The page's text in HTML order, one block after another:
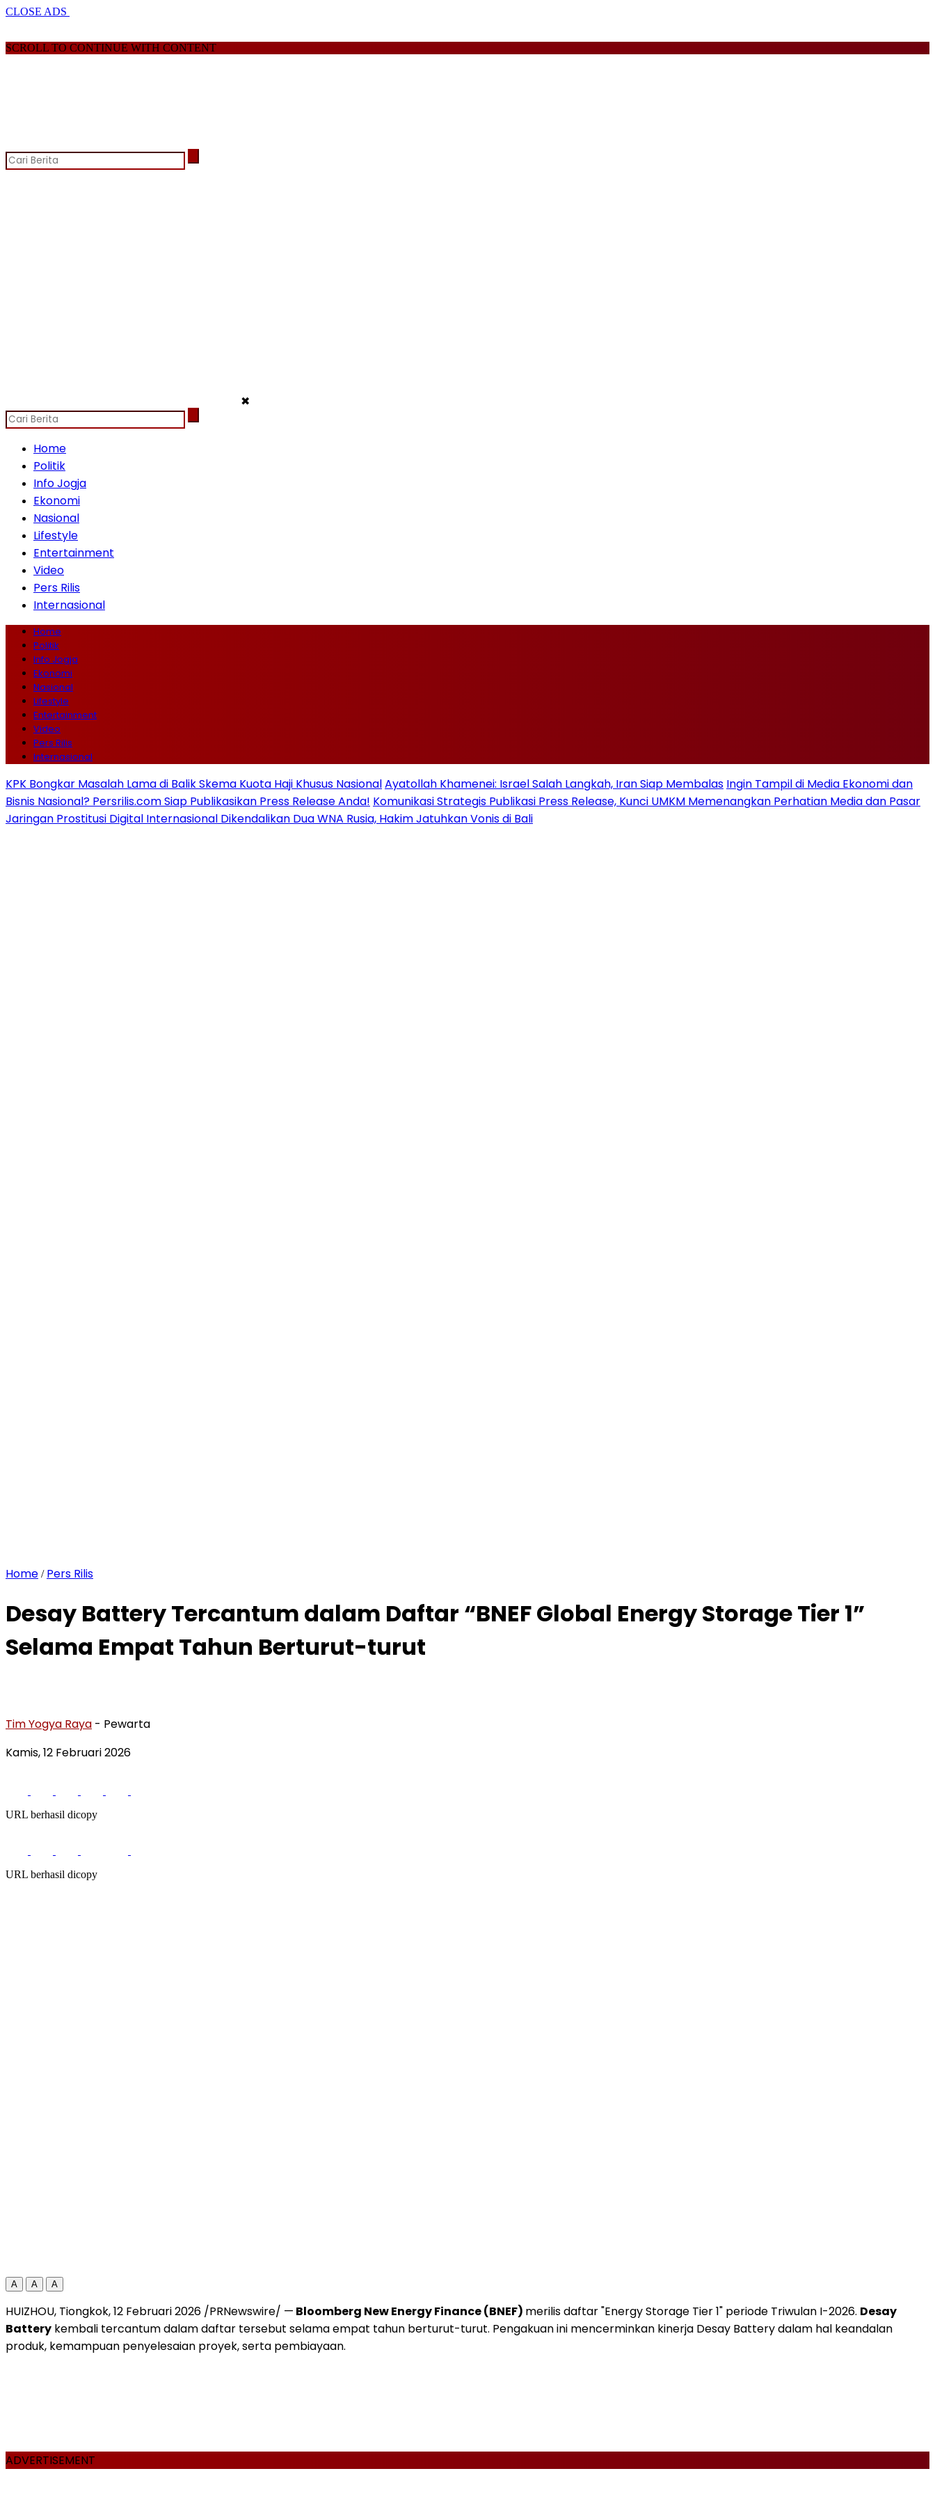
CLOSE ADS
SCROLL TO CONTINUE WITH CONTENT
✖
Home
Politik
Info Jogja
Ekonomi
Nasional
Lifestyle
Entertainment
Video
Pers Rilis
Internasional
Home
Politik
Info Jogja
Ekonomi
Nasional
Lifestyle
Entertainment
Video
Pers Rilis
Internasional
KPK Bongkar Masalah Lama di Balik Skema Kuota Haji Khusus NasionalAyatollah Khamenei: Israel Salah Langkah, Iran Siap Membalas Ingin Tampil di Media Ekonomi dan
Bisnis Nasional? Persrilis.com Siap Publikasikan Press Release Anda! Komunikasi Strategis Publikasi Press Release, Kunci UMKM Memenangkan Perhatian Media dan Pasar
Jaringan Prostitusi Digital Internasional Dikendalikan Dua WNA Rusia, Hakim Jatuhkan Vonis di Bali
Home / Pers Rilis
Desay Battery Tercantum dalam Daftar “BNEF Global Energy Storage Tier 1”
Selama Empat Tahun Berturut-turut
Tim Yogya Raya - Pewarta
Kamis, 12 Februari 2026
URL berhasil dicopy
URL berhasil dicopy
A A A
HUIZHOU, Tiongkok, 12 Februari 2026 /PRNewswire/ — Bloomberg New Energy Finance (BNEF) merilis daftar "Energy Storage Tier 1" periode Triwulan I-2026. Desay
Battery kembali tercantum dalam daftar tersebut selama empat tahun berturut-turut. Pengakuan ini mencerminkan kinerja Desay Battery dalam hal keandalan
produk, kemampuan penyelesaian proyek, serta pembiayaan.
ADVERTISEMENT